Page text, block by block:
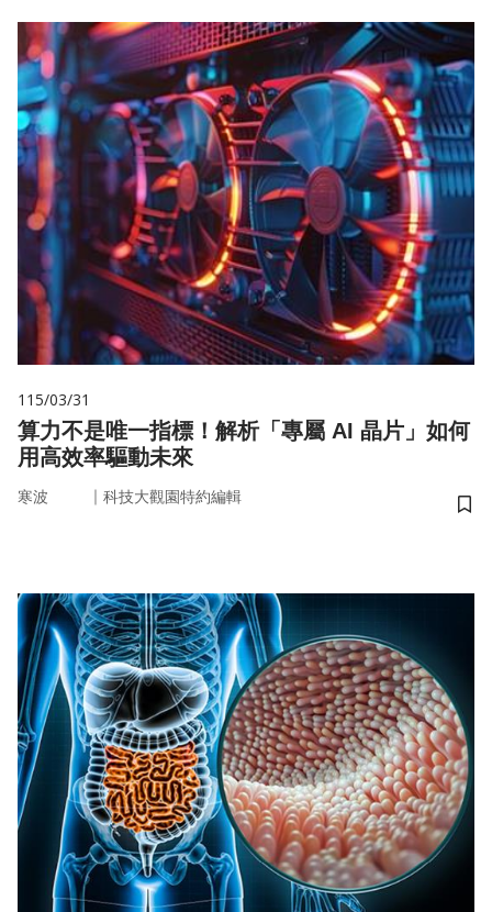
115/03/31
算力不是唯一指標！解析「專屬 AI 晶片」如何
用高效率驅動未來
寒波 ｜ 科技大觀園特約編輯
儲